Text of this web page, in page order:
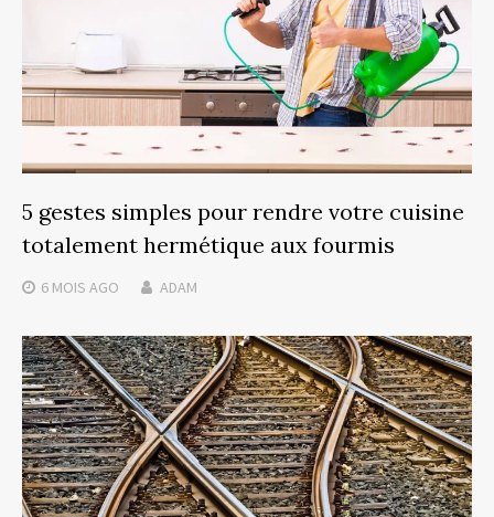
5 gestes simples pour rendre votre cuisine
totalement hermétique aux fourmis
6 MOIS AGO ADAM